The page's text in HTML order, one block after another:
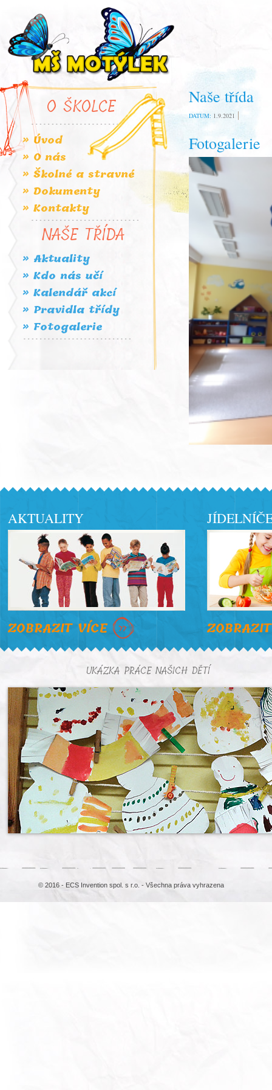
O ŠKOLCE
» Úvod
» O nás
» Školné a stravné
» Dokumenty
» Kontakty
NAŠE TŘÍDA
» Aktuality
» Kdo nás učí
» Kalendář akcí
» Pravidla třídy
» Fotogalerie
Naše třída
DATUM: 1.9.2021
Fotogalerie
AKTUALITY
ZOBRAZIT VÍCE
UKÁZKA PRÁCE NAŠICH DĚTÍ
© 2016 - ECS Invention spol. s r.o. - Všechna práva vyhrazena